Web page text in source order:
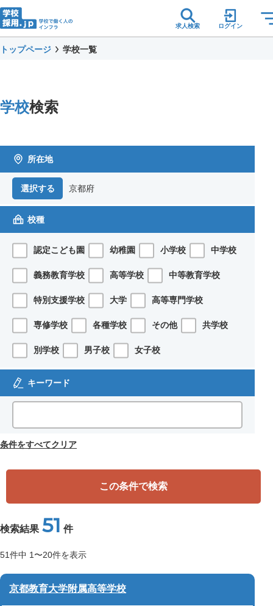
求人検索 ログイン
トップページ 学校一覧
学校検索
所在地
選択する 京都府
校種
認定こども園 幼稚園 小学校 中学校
義務教育学校 高等学校 中等教育学校
特別支援学校 大学 高等専門学校
専修学校 各種学校 その他 共学校
別学校 男子校 女子校
キーワード
条件をすべてクリア
この条件で検索
検索結果 51 件
51件中 1〜20件を表示
京都教育大学附属高等学校